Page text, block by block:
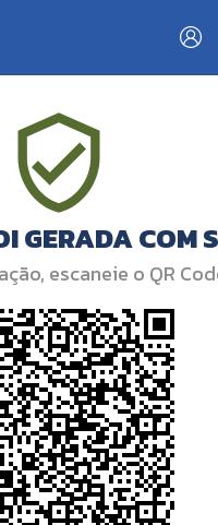
GERADA COM
escaneie o QR